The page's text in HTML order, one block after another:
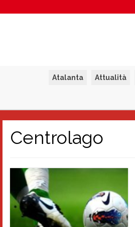
Atalanta Attualità
Centrolago